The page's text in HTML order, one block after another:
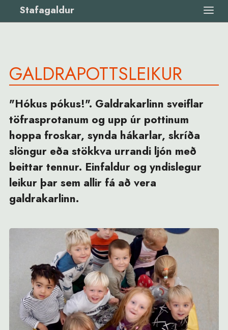
Stafagaldur
GALDRAPOTTSLEIKUR
"Hókus pókus!". Galdrakarlinn sveiflar
töfrasprotanum og upp úr pottinum
hoppa froskar, synda hákarlar, skríða
slöngur eða stökkva urrandi ljón með
beittar tennur. Einfaldur og yndislegur
leikur þar sem allir fá að vera
galdrakarlinn.